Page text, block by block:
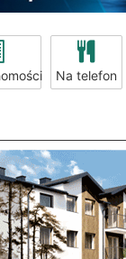
Na telefon